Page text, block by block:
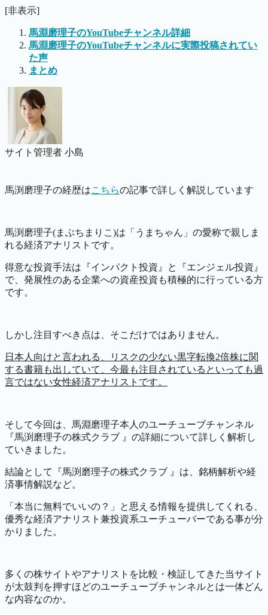
[非表示]
馬淵磨理子のYouTubeチャンネル詳細
馬淵磨理子のYouTubeチャンネルに実際投稿されてい
た声
まとめ
サイト管理者 小島
馬渕磨理子の経歴はこちらの記事で詳しく解説しています
馬渕磨理子(まぶちまりこ)は「うまちゃん」の愛称で親しま
れる経済アナリストです。
得意な投資手法は『インパクト投資』と『エンジェル投資』
で、発展性のある企業への資産投資も積極的に行っている方
です。
しかし注目すべき点は、そこだけではありません。
日本人向けと言われる、リスクの少ない黒字転換2倍株に関
する書籍も出していて、今最も注目されているといっても過
言ではない女性経済アナリストです。
そして今回は、馬淵磨理子本人のユーチューブチャンネル
『馬渕磨理子の株式クラブ 』の詳細について詳しく解析し
ていきました。
結論として『馬渕磨理子の株式クラブ 』は、銘柄解析や経
済事情解説など。
「本当に無料でいいの？」と思える情報を提供してくれる、
優秀な経済アナリスト兼投資系ユーチューバーである事が分
かりました。
多くの株サイトやアナリストを比較・検証してきた当サイト
が太鼓判を押すほどのユーチューブチャンネルとは一体どん
な内容なのか。